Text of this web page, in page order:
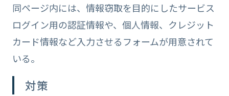
同ページ内には、情報窃取を目的にしたサービス
ログイン用の認証情報や、個人情報、クレジット
カード情報など入力させるフォームが用意されて
いる。
対策